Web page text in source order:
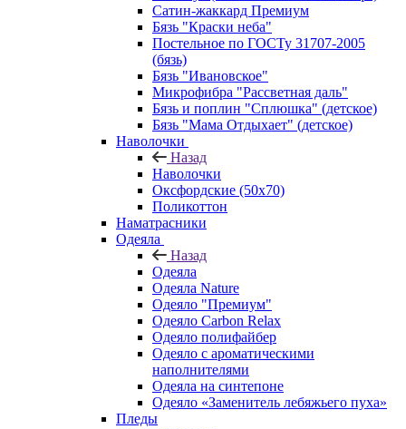
Сатин-жаккард Премиум
Бязь "Краски неба"
Постельное по ГОСТу 31707-2005
(бязь)
Бязь "Ивановское"
Микрофибра "Рассветная даль"
Бязь и поплин "Сплюшка" (детское)
Бязь "Мама Отдыхает" (детское)
Наволочки
Назад
Наволочки
Оксфордские (50х70)
Поликоттон
Наматрасники
Одеяла
Назад
Одеяла
Одеяла Nature
Одеяло "Премиум"
Одеяло Carbon Relax
Одеяло полифайбер
Одеяло с ароматическими
наполнителями
Одеяла на синтепоне
Одеяло «Заменитель лебяжьего пуха»
Пледы